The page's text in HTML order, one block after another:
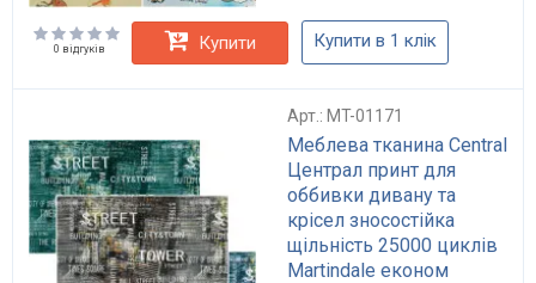
0 відгуків Купити Купити в 1 клік
Арт.: MT-01171
Меблева тканина Central
Централ принт для
оббивки дивану та
крісел зносостійка
щільність 25000 циклів
Martindale економ